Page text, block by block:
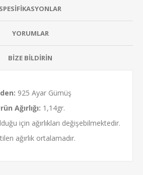
SPESİFİKASYONLAR
YORUMLAR
BİZE BİLDİRİN
925 Ayar Gümüş
Ağırlığı: 1,14gr.
için ağırlıkları değişebilmektedir.
ağırlık ortalamadır.